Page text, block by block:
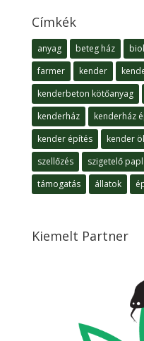
Címkék
anyag beteg ház
farmer
kender
kenderbeton kötőanyag
kenderház
kenderház
kender építés
kender
szellőzés
szigetelő
támogatás
állatok
Kiemelt Partner